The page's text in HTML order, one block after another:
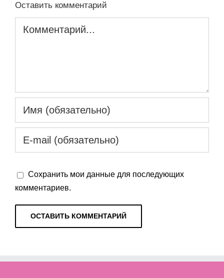
Оставить комментарий
Сохранить мои данные для последующих
комментариев.